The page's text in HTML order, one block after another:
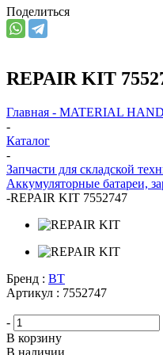
Поделиться
REPAIR KIT
Главная - MATERIAL
-
Каталог
-
Запчасти для складской
Аккумуляторные батареи,
-REPAIR KIT 7552747
Бренд : BT
Артикул : 7552747
-
В корзину
В наличии